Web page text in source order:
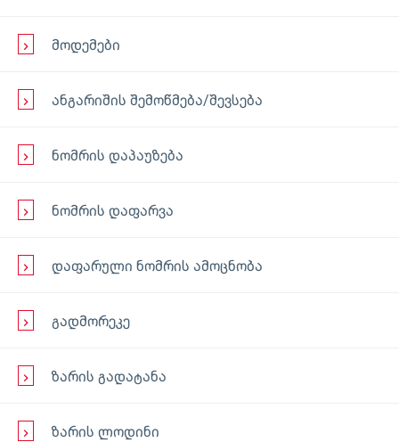
მოდემები
ანგარიშის შემოწმება/შევსება
ნომრის დაპაუზება
ნომრის დაფარვა
დაფარული ნომრის ამოცნობა
გადმორეკე
ზარის გადატანა
ზარის ლოდინი